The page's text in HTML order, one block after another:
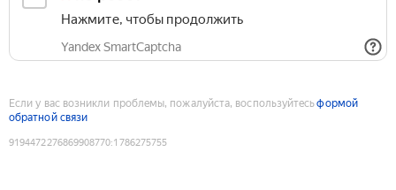
Нажмите, чтобы продолжить
Yandex SmartCaptcha
Если у вас возникли проблемы, пожалуйста, воспользуйтесьформой
обратной связи
9194472276869908770:1786275755